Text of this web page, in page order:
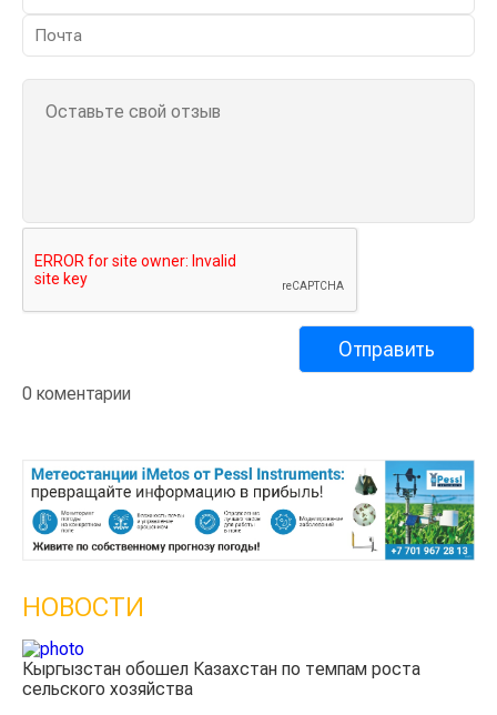
0 коментарии
НОВОСТИ
Казахстанские фермеры заработали $35 млн на
экспорте чечевицы